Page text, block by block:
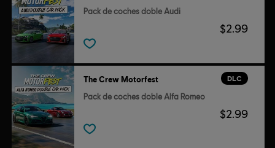
Pack de coches doble Audi
$2.99
DLC
The Crew Motorfest
Pack de coches doble Alfa Romeo
$2.99